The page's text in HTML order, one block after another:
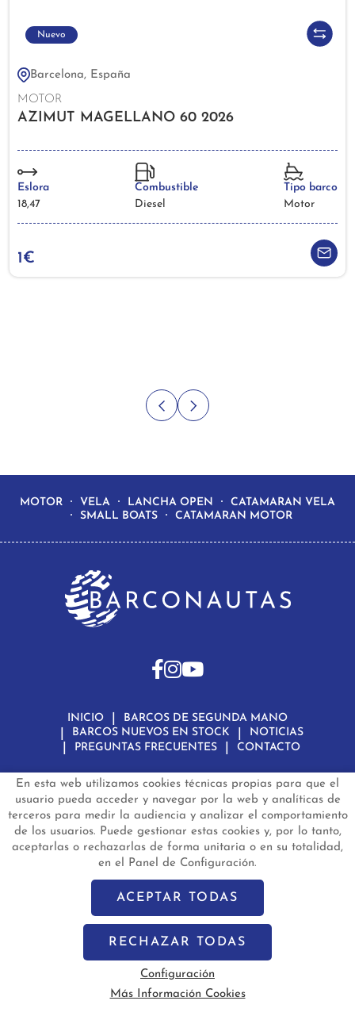
Nuevo
Barcelona, España
MOTOR
AZIMUT MAGELLANO 60 2026
Eslora
18,47
Combustible
Diesel
Tipo barco
Motor
1€
En esta web utilizamos cookies técnicas propias para que el
usuario pueda acceder y navegar por la web y analíticas de
terceros para medir la audiencia y analizar el comportamiento
de los usuarios. Puede gestionar estas cookies y, por lo tanto,
aceptarlas o rechazarlas de forma unitaria o en su totalidad,
en el Panel de Configuración.
ACEPTAR TODAS
RECHAZAR TODAS
Configuración
Más Información Cookies
MOTOR VELA LANCHA OPEN
CATAMARAN VELA
SMALL BOATS
CATAMARAN MOTOR
INICIO
BARCOS DE SEGUNDA MANO
BARCOS NUEVOS EN STOCK
NOTICIAS
PREGUNTAS FRECUENTES
CONTACTO
Aviso Legal
Política de Privacidad de Datos
Política de Cookies
Configuración de Cookies
barconautas.com© 2024 - Diseño y programación por Edina.es